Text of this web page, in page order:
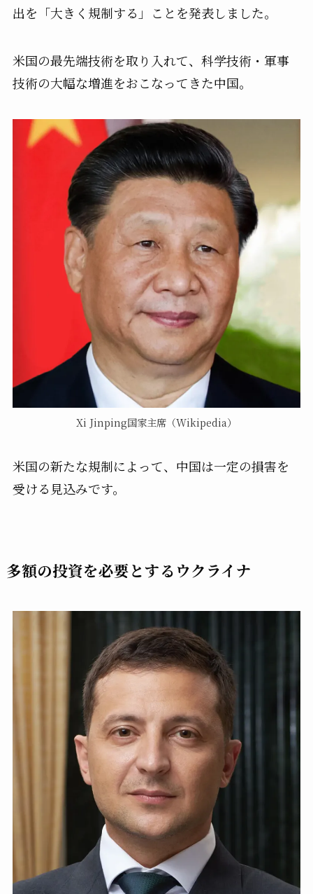
出を「大きく規制する」ことを発表しました。
米国の最先端技術を取り入れて、科学技術・軍事
技術の大幅な増進をおこなってきた中国。
Xi Jinping国家主席（Wikipedia）
米国の新たな規制によって、中国は一定の損害を
受ける見込みです。
多額の投資を必要とするウクライナ